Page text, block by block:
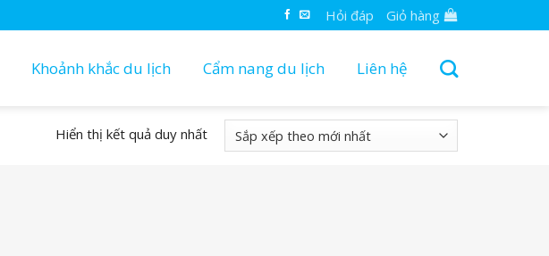
Hỏi đáp Giỏ hàng
Khoảnh khắc du lịch Cẩm nang du lịch Liên hệ
Hiển thị kết quả duy nhất